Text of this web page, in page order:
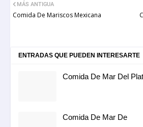
MÁS ANTIGUA
Comida De Mariscos Mexicana
ENTRADAS QUE PUEDEN INTERESARTE
Comida De Mar Del
Comida De Mar De